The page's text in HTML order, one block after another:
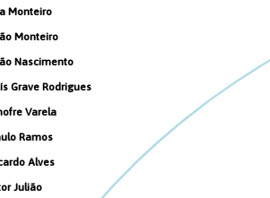
Monteiro
Monteiro
Nascimento
Grave Rodrigues
Varela
Ramos
Alves
Julião